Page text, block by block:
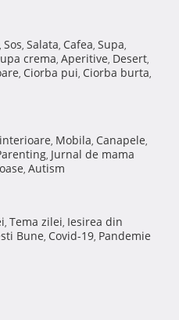
, Sos, Salata, Cafea, Supa,
crema, Aperitive, Desert,
, Ciorba pui, Ciorba burta,
, Mobila, Canapele,
, Jurnal de mama
, Autism
, Tema zilei, Iesirea din
Bune, Covid-19, Pandemie